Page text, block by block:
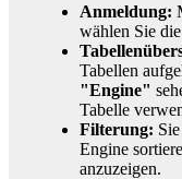
Anmeldung:
wählen Sie
Tabellen
"Engine"
Tabelle
Filterung:
Engine
anzuzeigen.